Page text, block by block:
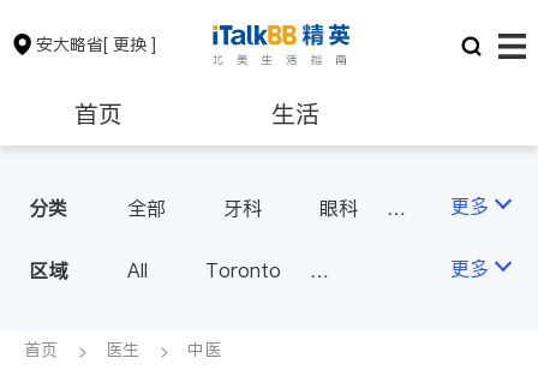
安大略省[ 更换 ]
首页 生活
保险理财 房地产租售
银行贷款
分类 全部 牙科
眼科
耳鼻喉科
医生-其它
家庭医生
更多
区域 All
Toronto
Scarborough
更多
首页 医生 中医